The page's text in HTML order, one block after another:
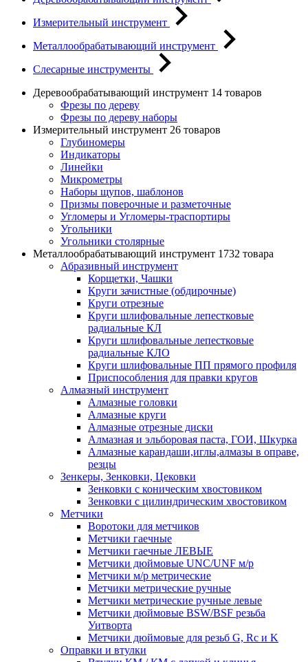
Измерительный инструмент
Металлообрабатывающий инструмент
Слесарные инструменты
Деревообрабатывающий инструмент 14 товаров
Фрезы по дереву
Фрезы по дереву наборы
Измерительный инструмент 26 товаров
Глубиномеры
Индикаторы
Линейки
Микрометры
Наборы щупов, шаблонов
Призмы поверочные и разметочные
Угломеры и Угломеры-траспортиры
Угольники
Угольники столярные
Металлообрабатывающий инструмент 1732 товара
Абразивный инструмент
Корщетки, Чашки
Круги зачистные (обдирочные)
Круги отрезные
Круги шлифовальные лепестковые
радиальные КЛ
Круги шлифовальные лепестковые
радиальные КЛО
Круги шлифовальные ПП прямого профиля
Приспособления для правки кругов
Алмазный инструмент
Алмазные головки
Алмазные круги
Алмазные отрезные диски
Алмазная и эльборовая паста, ГОИ, Шкурка
Алмазные карандаши,иглы,алмазы в оправе,
резцы
Зенкеры, Зенковки, Цековки
Зенковки с коническим хвостовиком
Зенковки с цилиндрическим хвостовиком
Метчики
Воротоки для метчиков
Метчики гаечные
Метчики гаечные ЛЕВЫЕ
Метчики дюймовые UNC/UNF м/р
Метчики м/р метрические
Метчики метрические ручные
Метчики метрические ручные левые
Метчики дюймовые BSW/BSF резьба
Уитворта
Метчики дюймовые для резьб G, Rc и K
Оправки и втулки